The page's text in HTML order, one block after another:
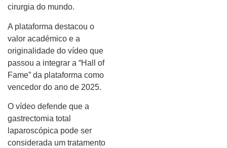
cirurgia do mundo.
A plataforma destacou o
valor académico e a
originalidade do vídeo que
passou a integrar a “Hall of
Fame” da plataforma como
vencedor do ano de 2025.
O vídeo defende que a
gastrectomia total
laparoscópica pode ser
considerada um tratamento